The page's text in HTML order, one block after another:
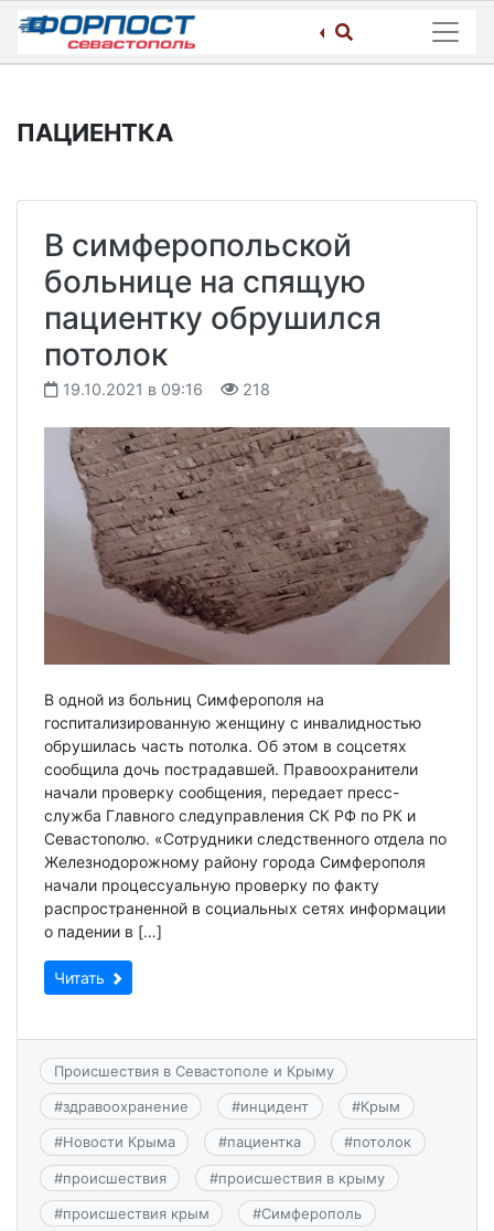
Skip
content
ПАЦИЕНТКА
В симферопольской
больнице на спящую
пациентку обрушился
потолок
19.10.2021 в 09:16 218
В одной из больниц Симферополя на
госпитализированную женщину с инвалидностью
обрушилась часть потолка. Об этом в соцсетях
сообщила дочь пострадавшей. Правоохранители
начали проверку сообщения, передает пресс-
служба Главного следуправления СК РФ по РК и
Севастополю. «Сотрудники следственного отдела по
Железнодорожному району города Симферополя
начали процессуальную проверку по факту
распространенной в социальных сетях информации
о падении в […]
Читать
Происшествия в Севастополе и Крыму
#здравоохранение #инцидент #Крым
#Новости Крыма #пациентка #потолок
#происшествия #происшествия в крыму
#происшествия крым #Симферополь